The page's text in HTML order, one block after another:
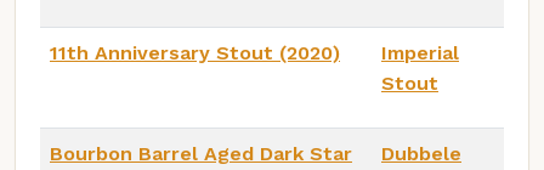
11th Anniversary Stout (2020)
Imperial
Stout
Bourbon Barrel Aged Dark Star
Dubbele